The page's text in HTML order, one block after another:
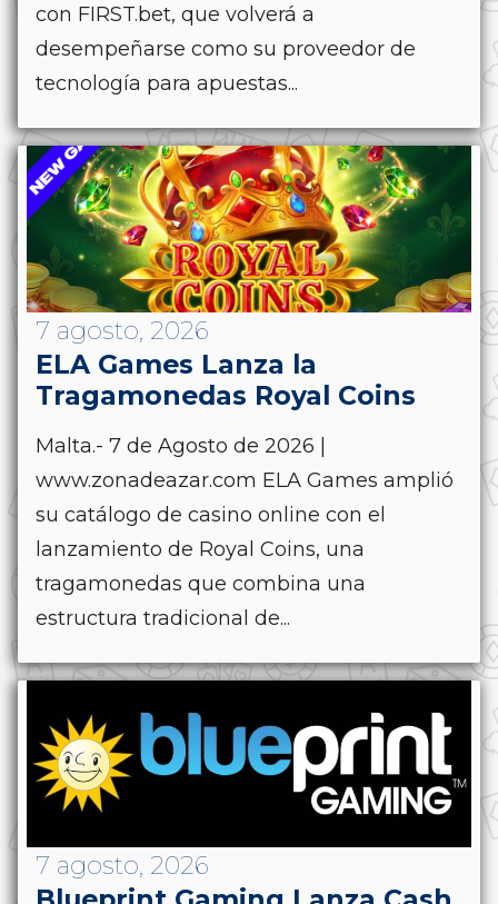
con FIRST.bet, que volverá a
desempeñarse como su proveedor de
tecnología para apuestas...
7 agosto, 2026
ELA Games Lanza la
Tragamonedas Royal Coins
Malta.- 7 de Agosto de 2026 |
www.zonadeazar.com ELA Games amplió
su catálogo de casino online con el
lanzamiento de Royal Coins, una
tragamonedas que combina una
estructura tradicional de...
7 agosto, 2026